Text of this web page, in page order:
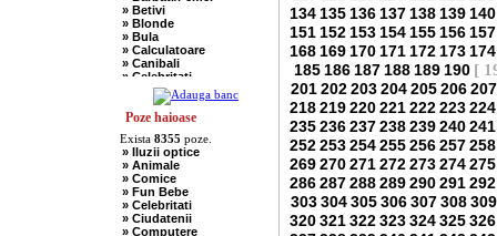
» Betivi
» Blonde
» Bula
» Calculatoare
» Canibali
» Celebritati
» Chelneri
» Chuck Norris
» Ciobani
» Copii
» Craciun
» Cugetari
» Culmi
» Deocheate
» Diverse
» Doctori
Poze haioase
Exista 8355 poze.
» Iluzii optice
» Animale
» Comice
» Fun Bebe
» Celebritati
» Ciudatenii
» Computere
134 135 136 137 138 139 140
151 152 153 154 155 156 157
168 169 170 171 172 173 174
185 186 187 188 189 190 [
201 202 203 204 205 206 207
218219220221222223224
235236237238239240241
252253254255256257258
269270271272273274275
286287288289290291292
303 304 305 306 307 308 309
320321322323324325326